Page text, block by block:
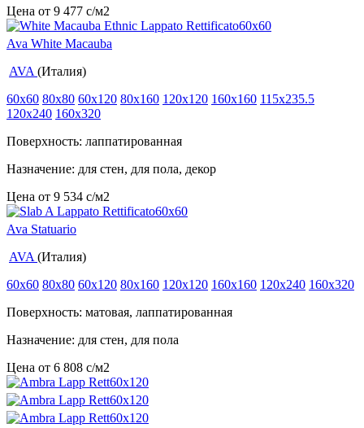
Цена от 9 477 c/м2
Ava White Macauba
AVA (Италия)
60x60 80x80 60x120 80x160 120x120 160x160 115x235.5
120x240 160x320
Поверхность: лаппатированная
Назначение: для стен, для пола, декор
Цена от 9 534 c/м2
Ava Statuario
AVA (Италия)
60x60 80x80 60x120 80x160 120x120 160x160 120x240 160x320
Поверхность: матовая, лаппатированная
Назначение: для стен, для пола
Цена от 6 808 c/м2